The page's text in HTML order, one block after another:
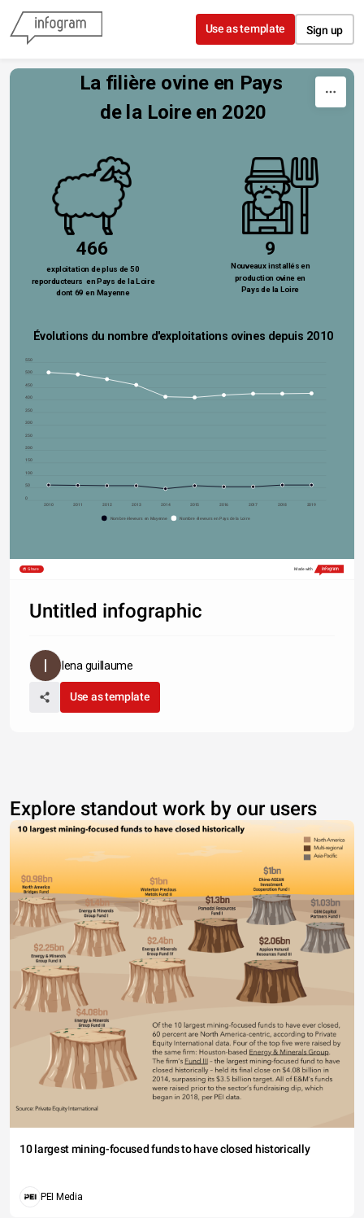
Skip to content
Use as template Sign up
La filière ovine en Pays
de la Loire en 2020
466 9
Nouveaux installés en
production ovine en
Pays de la Loire
exploitation de plus de 50
reporducteurs  en Pays de la Loire
dont 69 en Mayenne
Évolutions du nombre d'exploitations ovines depuis 2010
0
50
100
150
200
250
300
350
400
450
500
550
2010 2011 2012 2013 2014 2015 2016 2017 2018 2019
Nombre éleveurs en Mayenne Nombre éleveurs en Pays de la Loire
Share Made with
Untitled infographic
lena guillaume
Use as template
Explore standout work by our users
10 largest mining-focused funds to have closed historically
PEI Media